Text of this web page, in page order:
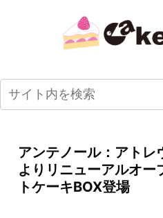
アンテノール：アトレ
よりリニューアルオ
トケーキBOX登場